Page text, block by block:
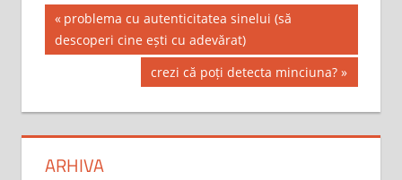
Post
navigation
Previous
Post:
problema cu autenticitatea sinelui (să
descoperi cine ești cu adevărat)
Next
Post:
crezi că poți detecta minciuna?
ARHIVA